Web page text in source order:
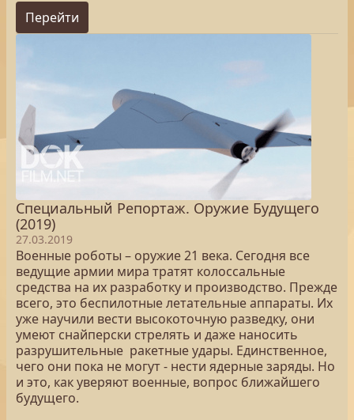
Перейти
Специальный Репортаж. Оружие Будущего
(2019)
27.03.2019
Военные роботы – оружие 21 века. Сегодня все
ведущие армии мира тратят колоссальные
средства на их разработку и производство. Прежде
всего, это беспилотные летательные аппараты. Их
уже научили вести высокоточную разведку, они
умеют снайперски стрелять и даже наносить
разрушительные ракетные удары. Единственное,
чего они пока не могут - нести ядерные заряды. Но
и это, как уверяют военные, вопрос ближайшего
будущего.